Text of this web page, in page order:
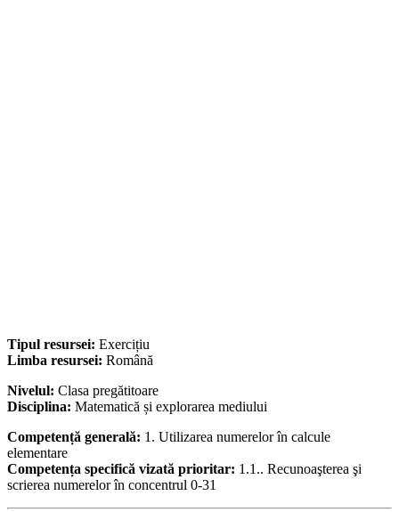
Tipul resursei: Exercițiu
Limba resursei: Română
Nivelul: Clasa pregătitoare
Disciplina: Matematică și explorarea mediului
Competență generală: 1. Utilizarea numerelor în calcule
elementare
Competența specifică vizată prioritar: 1.1.. Recunoaşterea şi
scrierea numerelor în concentrul 0-31